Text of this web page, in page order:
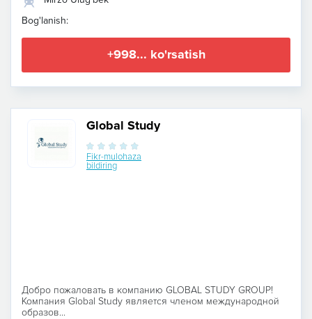
Bog'lanish:
+998... ko'rsatish
Global Study
Fikr-mulohaza
bildiring
Добро пожаловать в компанию GLOBAL STUDY GROUP!
Компания Global Study является членом международной
образов...